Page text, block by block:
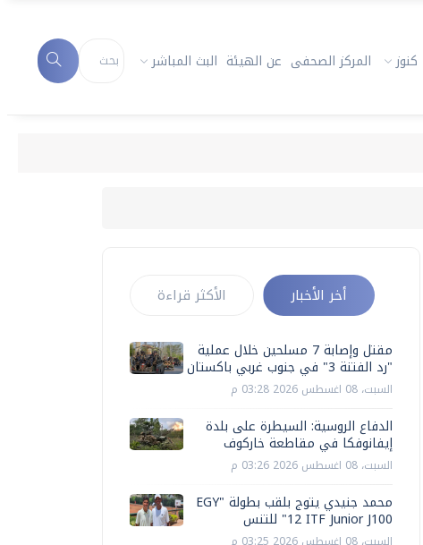
كنوز المركز الصحفى عن الهيئة البث المباشر
أخر الأخبار الأكثر قراءة
مقتل وإصابة 7 مسلحين خلال عملية
"رد الفتنة 3" في جنوب غربي باكستان
السبت، 08 اغسطس 2026 03:28 م
الدفاع الروسية: السيطرة على بلدة
إيفانوفكا في مقاطعة خاركوف
السبت، 08 اغسطس 2026 03:26 م
محمد جنيدي يتوج بلقب بطولة "EGY
12 ITF Junior J100" للتنس